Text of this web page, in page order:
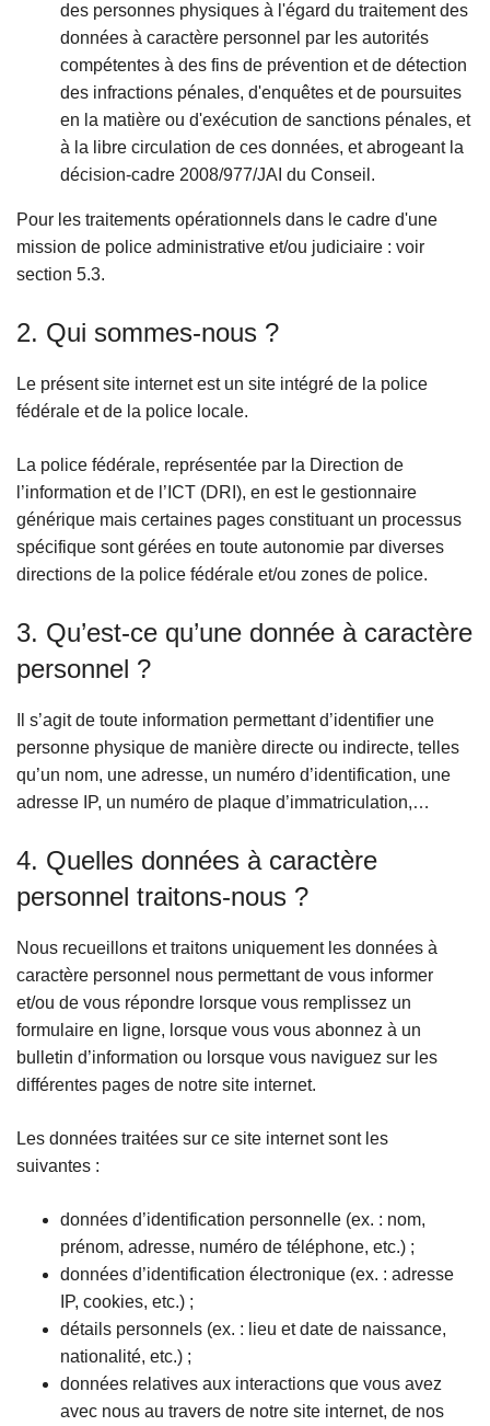
des personnes physiques à l'égard du traitement des
données à caractère personnel par les autorités
compétentes à des fins de prévention et de détection
des infractions pénales, d'enquêtes et de poursuites
en la matière ou d'exécution de sanctions pénales, et
à la libre circulation de ces données, et abrogeant la
décision-cadre 2008/977/JAI du Conseil.
Pour les traitements opérationnels dans le cadre d'une
mission de police administrative et/ou judiciaire : voir
section 5.3.
2. Qui sommes-nous ?
Le présent site internet est un site intégré de la police
fédérale et de la police locale.
La police fédérale, représentée par la Direction de
l’information et de l’ICT (DRI), en est le gestionnaire
générique mais certaines pages constituant un processus
spécifique sont gérées en toute autonomie par diverses
directions de la police fédérale et/ou zones de police.
3. Qu’est-ce qu’une donnée à caractère
personnel ?
Il s’agit de toute information permettant d’identifier une
personne physique de manière directe ou indirecte, telles
qu’un nom, une adresse, un numéro d’identification, une
adresse IP, un numéro de plaque d’immatriculation,…
4. Quelles données à caractère
personnel traitons-nous ?
Nous recueillons et traitons uniquement les données à
caractère personnel nous permettant de vous informer
et/ou de vous répondre lorsque vous remplissez un
formulaire en ligne, lorsque vous vous abonnez à un
bulletin d’information ou lorsque vous naviguez sur les
différentes pages de notre site internet.
Les données traitées sur ce site internet sont les
suivantes :
données d’identification personnelle (ex. : nom,
prénom, adresse, numéro de téléphone, etc.) ;
données d’identification électronique (ex. : adresse
IP, cookies, etc.) ;
détails personnels (ex. : lieu et date de naissance,
nationalité, etc.) ;
données relatives aux interactions que vous avez
avec nous au travers de notre site internet, de nos